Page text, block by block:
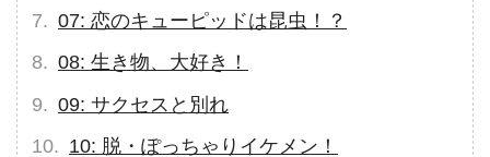
07: 恋のキューピッドは昆虫！？
08: 生き物、大好き！
09: サクセスと別れ
10: 脱・ぽっちゃりイケメン！